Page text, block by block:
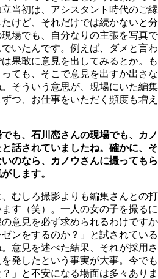
当初は、アシスタント時代のご縁
けど、それだけでは続かないと分
場でも、自分なりの主張を写真で
いたんです。例えば、ダメと言わ
果敢に意見を出してみるとか。も
ても、そこで意見を出すか出さな
そういう意思が、現場にいた編集
つ、お仕事をいただく頻度も増え
も、石川恋さんの現場でも、カノ
話されていましたね。確かに、そ
のなら、カノウさんに撮ってもら
します。
むしろ撮影よりも編集さんとの打
す（笑）。一人の女の子を撮るに
意見を必ず求められるわけですか
ンをするのか？」と試されている
意見を述べた結果、それが採用さ
発したという事実が大事。今でも
」と不安になる場面は多々ありま